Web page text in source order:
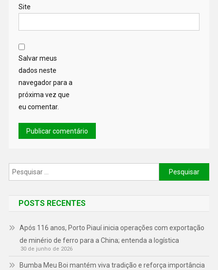
Site
Salvar meus
dados neste
navegador para a
próxima vez que
eu comentar.
POSTS RECENTES
Após 116 anos, Porto Piauí inicia operações com exportação
de minério de ferro para a China; entenda a logística
30 de junho de 2026
Bumba Meu Boi mantém viva tradição e reforça importância